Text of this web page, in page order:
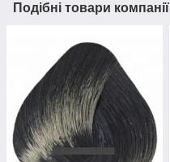
Подібні товари компанії